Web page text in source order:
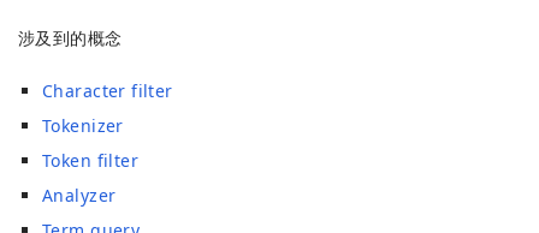
涉及到的概念
Character filter
Tokenizer
Token filter
Analyzer